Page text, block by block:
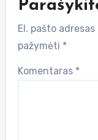
El. pašto
pažymėti *
Komentaras *